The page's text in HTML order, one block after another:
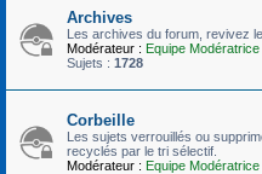
Archives
Les archives du forum, revivez
Modérateur : Equipe Modératrice
Sujets : 1728
Corbeille
Les sujets verrouillés ou
recyclés par le tri sélectif.
Modérateur : Equipe Modératrice